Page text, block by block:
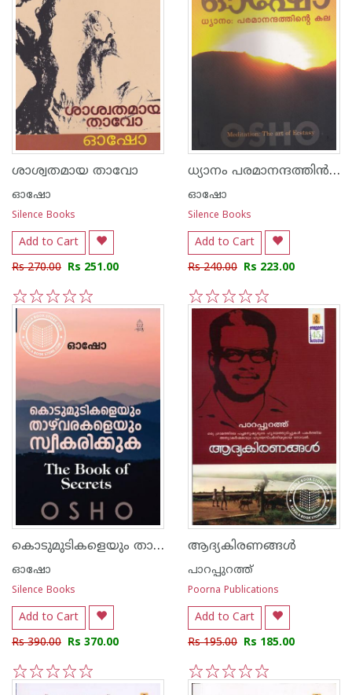
ശാശ്വതമായ താവോ
ഓഷോ
Silence Books
Add to Cart
Rs 270.00 Rs 251.00
5
4
3
2
1
ധ്യാനം പരമാനന്ദത്തി‌ന്‍ കല
ഓഷോ
Silence Books
Add to Cart
Rs 240.00 Rs 223.00
5
4
3
2
1
കൊടുമുടികളെയും താഴ്വരകളെയും സ്വീകരിക്കുക
ഓഷോ
Silence Books
Add to Cart
Rs 390.00 Rs 370.00
1
ആദ്യകിരണങ്ങള്‍
പാറപ്പുറത്ത്‌
Poorna Publications
Add to Cart
Rs 195.00 Rs 185.00
1